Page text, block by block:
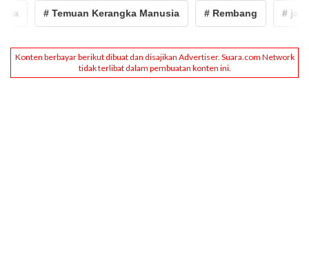
# Temuan Kerangka Manusia # Rembang # jawa